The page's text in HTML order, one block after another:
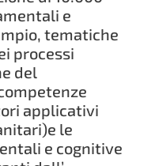
e
tematiche
processi
del
applicativi
le
e cognitive